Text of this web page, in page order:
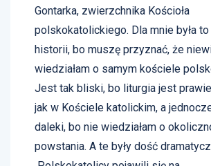
Gontarka, zwierzchnika Kościoła
polskokatolickiego. Dla mnie była
historii, bo muszę przyznać, że
wiedziałam o samym kościele
Jest tak bliski, bo liturgia jest
jak w Kościele katolickim, a
daleki, bo nie wiedziałam o
powstania. A te były dość